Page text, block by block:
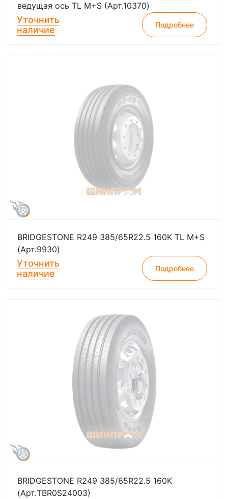
ведущая ось TL M+S (Арт.10370)
Уточнить
наличие
Подробнее
BRIDGESTONE R249 385/65R22.5 160K TL M+S
(Арт.9930)
Уточнить
наличие
Подробнее
BRIDGESTONE R249 385/65R22.5 160K
(Арт.TBR0S24003)